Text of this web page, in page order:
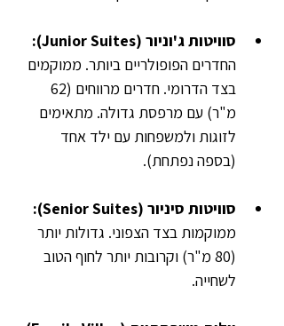
סוויטות ג'וניור (Junior Suites):
החדרים הפופולריים ביותר. ממוקמים
מ"ר) עם מרפסת גדולה. מתאימים
לזוגות ולמשפחות עם ילד אחד
(בספה נפתחת).
סוויטות סיניור (Senior Suites):
ממוקמות בצד הצפוני. גדולות יותר
(80 מ"ר) וקרובות יותר לחוף הטוב
לשחייה.